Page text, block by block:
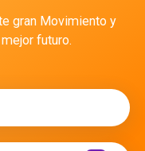
gran Movimiento y
futuro.